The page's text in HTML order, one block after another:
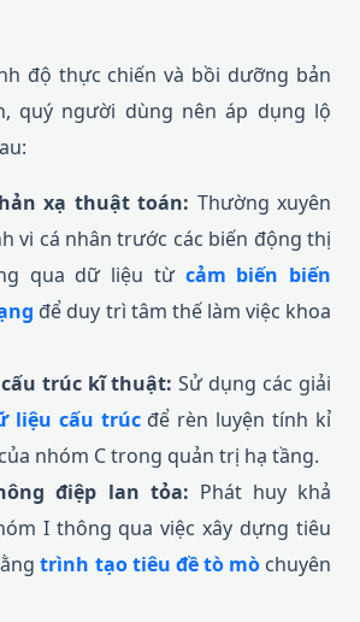
độ thực chiến và bồi dưỡng bản
quý người dùng nên áp dụng lộ
xạ thuật toán: Thường xuyên
vi cá nhân trước các biến động thị
qua dữ liệu từ cảm biến biến
để duy trì tâm thế làm việc khoa
trúc kĩ thuật: Sử dụng các giải
liệu cấu trúcđể rèn luyện tính kỉ
nhóm C trong quản trị hạ tầng.
điệp lan tỏa: Phát huy khả
I thông qua việc xây dựng tiêu
trình tạo tiêu đề tò mòchuyên